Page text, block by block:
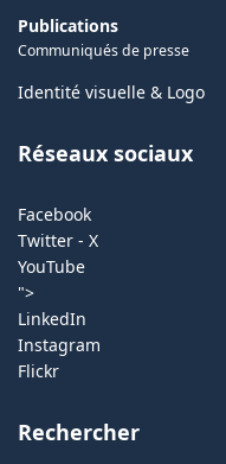
Publications
Communiqués de presse
Identité visuelle & Logo
Réseaux sociaux
Facebook
Twitter - X
YouTube
">
LinkedIn
Instagram
Flickr
Rechercher